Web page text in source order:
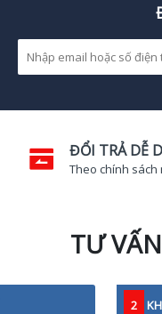
ĐỔI TRẢ DỄ
Theo chính sách
TƯ
2